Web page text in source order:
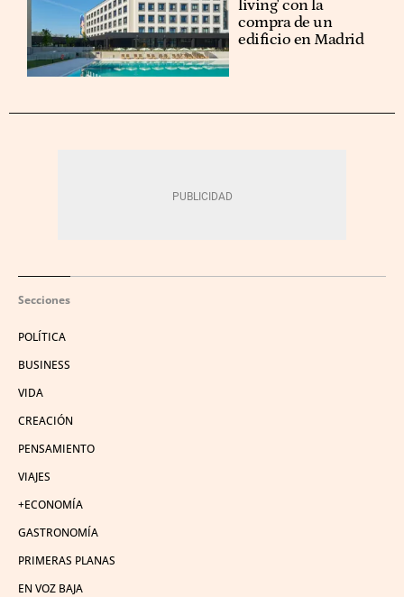
living' con la
compra de un
edificio en Madrid
Secciones
POLÍTICA
BUSINESS
VIDA
CREACIÓN
PENSAMIENTO
VIAJES
+ECONOMÍA
GASTRONOMÍA
PRIMERAS PLANAS
EN VOZ BAJA